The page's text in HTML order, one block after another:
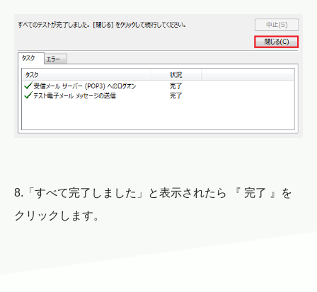
8.「すべて完了しました」と表示されたら 『 完了 』を
クリックします。